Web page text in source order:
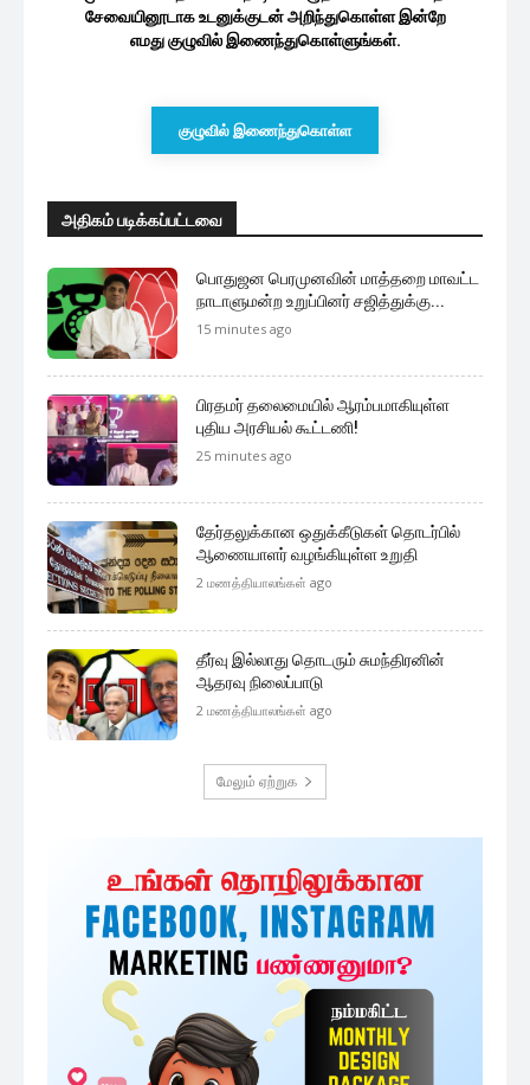
சேவையினூடாக உடனுக்குடன் அறிந்துகொள்ள இன்றே
எமது குழுவில் இணைந்துகொள்ளுங்கள்.
குழுவில் இணைந்துகொள்ள
அதிகம் படிக்கப்பட்டவை
பொதுஜன பெரமுனவின் மாத்தறை மாவட்ட
நாடாளுமன்ற உறுப்பினர் சஜித்துக்கு...
15 minutes ago
பிரதமர் தலைமையில் ஆரம்பமாகியுள்ள
புதிய அரசியல் கூட்டணி!
25 minutes ago
தேர்தலுக்கான ஒதுக்கீடுகள் தொடர்பில்
ஆணையாளர் வழங்கியுள்ள உறுதி
2 மணத்தியாலங்கள் ago
தீர்வு இல்லாது தொடரும் சுமந்திரனின்
ஆதரவு நிலைப்பாடு
2 மணத்தியாலங்கள் ago
மேலும் ஏற்றுக